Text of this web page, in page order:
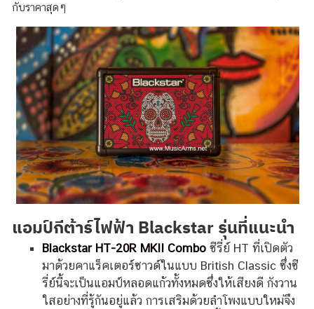
กับราคาสุดๆ
แอมป์กีต้าร์ไฟฟ้า Blackstar รุ่นที่แนะนำ
Blackstar HT-20R MKII Combo ซีรี่ย์ HT ที่เปิดตัว
มาด้วยคาแร็คเตอร์ซาวด์ในแบบ British Classic ซึ่งซี
รี่ย์นี้จะเป็นแอมป์หลอดแก้วทั้งหมดซึ่งให้เสียงดี กังวาน
ใสอย่างที่รู้กันอยู่แล้ว การเสริมด้วยลำโพงแบบใหม่จึง